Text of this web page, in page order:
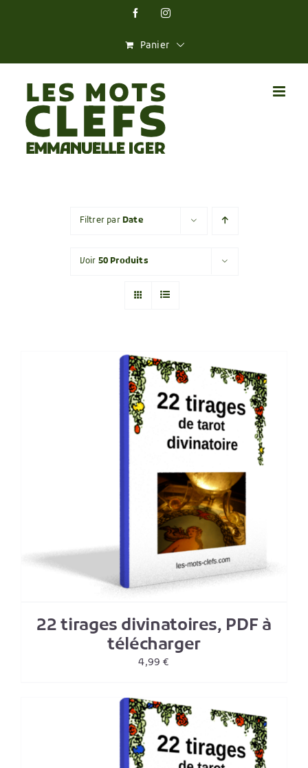
FacebookInstagram
Panier
Filtrer par Date
Voir 50 Produits
22 tirages divinatoires, PDF à
télécharger
4,99€